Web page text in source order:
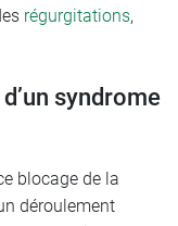
régurgitations,
syndrome
blocage de la
déroulement